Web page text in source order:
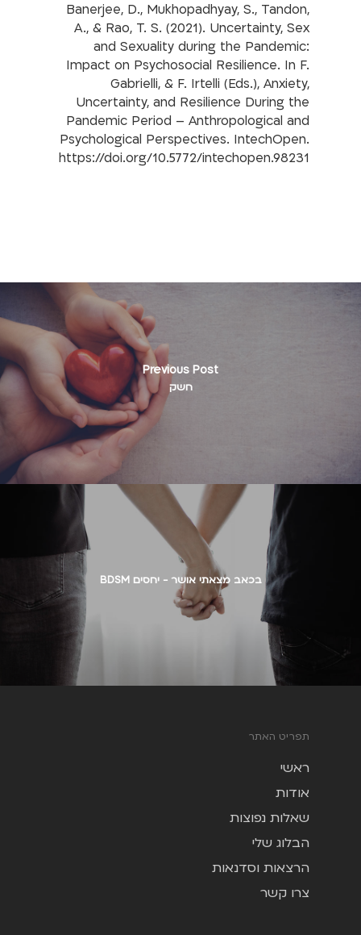
Banerjee, D., Mukhopadhyay, S., Tandon,
A., & Rao, T. S. (2021). Uncertainty, Sex
and Sexuality during the Pandemic:
Impact on Psychosocial Resilience. In F.
Gabrielli, & F. Irtelli (Eds.), Anxiety,
Uncertainty, and Resilience During the
Pandemic Period – Anthropological and
Psychological Perspectives. IntechOpen.
https://doi.org/10.5772/intechopen.98231
Previous Post
חשק
בכאב מצאתי אושר - יחסים BDSM
תפריט האתר
ראשי
אודות
שאלות נפוצות
הבלוג שלי
הרצאות וסדנאות
צרו קשר